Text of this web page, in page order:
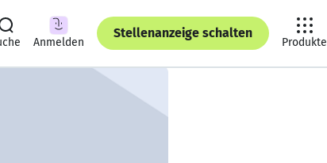
Anmelden
Stellenanzeige schalten
Produkte